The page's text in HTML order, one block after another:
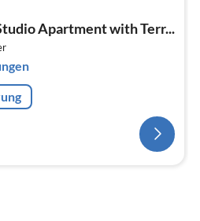
Apartment with Terr...